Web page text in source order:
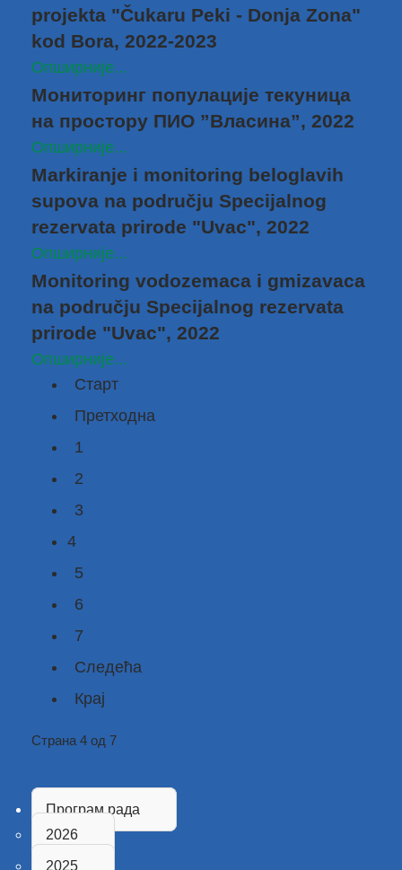
projekta "Čukaru Peki - Donja Zona"
kod Bora, 2022-2023
Опширније...
Мониторинг популације текуница
на простору ПИО ”Власина”, 2022
Опширније...
Markiranje i monitoring beloglavih
supova na području Specijalnog
rezervata prirode "Uvac", 2022
Опширније...
Monitoring vodozemaca i gmizavaca
na području Specijalnog rezervata
prirode "Uvac", 2022
Опширније...
Старт
Претходна
1
2
3
4
5
6
7
Следећа
Крај
Страна 4 од 7
Програм рада
2026
2025